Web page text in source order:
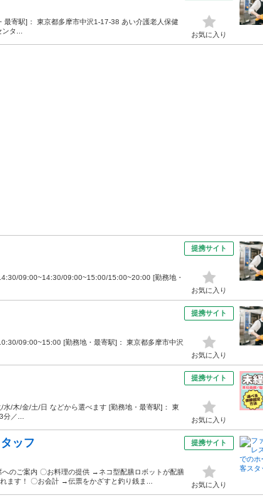
寄駅]： 東京都多摩市中沢1-17-38 あい介護老人保健
タ...
お気に入り
09:00~14:30/09:00~15:00/15:00~20:00 [勤務地・
提携サイト
お気に入り
09:00~15:00 [勤務地・最寄駅]： 東京都多摩市中沢
提携サイト
お気に入り
/木/金/土/日 などから選べます [勤務地・最寄駅]： 東
／...
提携サイト
お気に入り
ッフ
のご案内 〇お料理の提供 →ネコ型配膳ロボットが配膳
ます！ 〇お会計 →伝票をかざすと釣り銭ま...
提携サイト
お気に入り